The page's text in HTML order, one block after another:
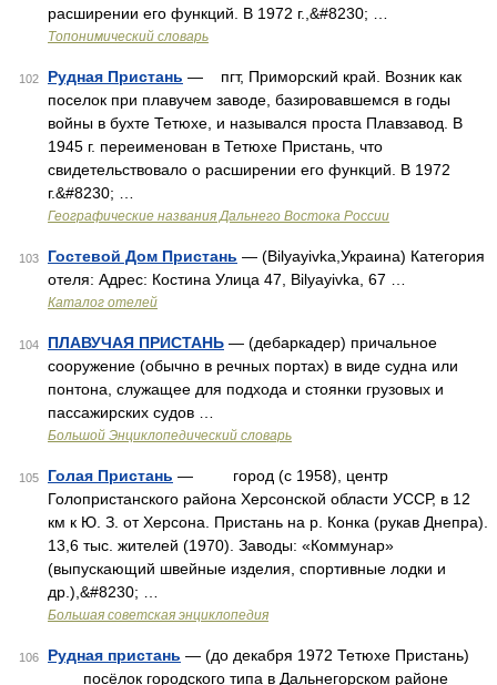
расширении его функций. В 1972 г.,&#8230; …
Топонимический словарь
102 Рудная Пристань — пгт, Приморский край. Возник как
поселок при плавучем заводе, базировавшемся в годы
войны в бухте Тетюхе, и назывался проста Плавзавод. В
1945 г. переименован в Тетюхе Пристань, что
свидетельствовало о расширении его функций. В 1972
г.&#8230; …
Географические названия Дальнего Востока России
103 Гостевой Дом Пристань — (Bilyayivka,Украина) Категория
отеля: Адрес: Костина Улица 47, Bilyayivka, 67 …
Каталог отелей
104 ПЛАВУЧАЯ ПРИСТАНЬ — (дебаркадер) причальное
сооружение (обычно в речных портах) в виде судна или
понтона, служащее для подхода и стоянки грузовых и
пассажирских судов …
Большой Энциклопедический словарь
105 Голая Пристань — город (с 1958), центр
Голопристанского района Херсонской области УССР, в 12
км к Ю. З. от Херсона. Пристань на р. Конка (рукав Днепра).
13,6 тыс. жителей (1970). Заводы: «Коммунар»
(выпускающий швейные изделия, спортивные лодки и
др.),&#8230; …
Большая советская энциклопедия
106 Рудная пристань — (до декабря 1972 Тетюхе Пристань)
посёлок городского типа в Дальнегорском районе